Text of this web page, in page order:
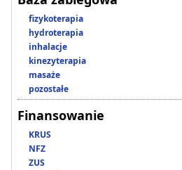
fizykoterapia
hydroterapia
inhalacje
kinezyterapia
masaże
pozostałe
Finansowanie
KRUS
NFZ
ZUS